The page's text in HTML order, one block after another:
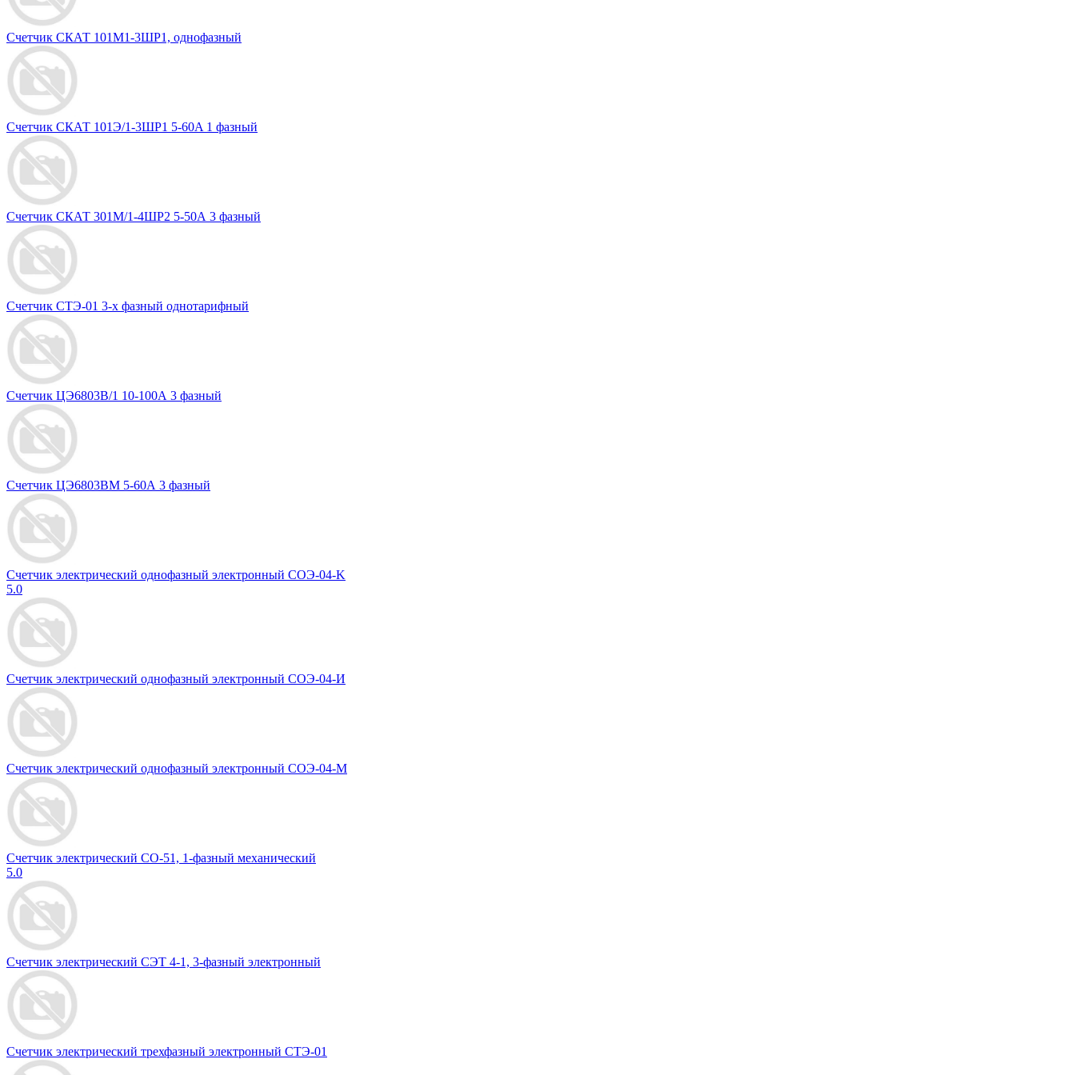
Счетчик СКАТ 101М1-3ШР1, однофазный
Счетчик СКАТ 101Э/1-3ШР1 5-60A 1 фазный
Счетчик СКАТ 301М/1-4ШР2 5-50А 3 фазный
Счетчик СТЭ-01 3-х фазный однотарифный
Счетчик ЦЭ6803В/1 10-100А 3 фазный
Счетчик ЦЭ6803ВМ 5-60А 3 фазный
Счетчик электрический однофазный электронный СОЭ-04-K
5.0
Счетчик электрический однофазный электронный СОЭ-04-И
Счетчик электрический однофазный электронный СОЭ-04-М
Счетчик электрический СО-51, 1-фазный механический
5.0
Счетчик электрический СЭТ 4-1, 3-фазный электронный
Счетчик электрический трехфазный электронный СТЭ-01